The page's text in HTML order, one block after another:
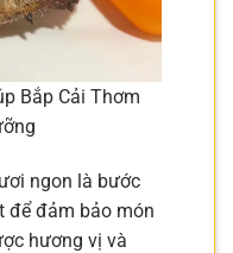
Bắp Cải Thơm
ngon là bước
để đảm bảo món
hương vị và